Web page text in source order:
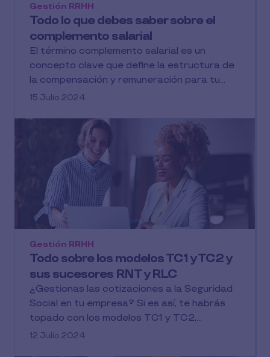
Todo lo que debes saber sobre el
complemento salarial
Gestión RRHH
El término complemento salarial es un
concepto clave que define la estructura de
la compensación y remuneración para tu...
15 Julio 2024
Todo sobre los modelos TC1 y TC2 y
sus sucesores RNT y RLC
Gestión RRHH
¿Gestionas las cotizaciones a la Seguridad
Social en tu empresa? Si es así, te habrás
topado con los modelos TC1 y TC2,...
12 Julio 2024